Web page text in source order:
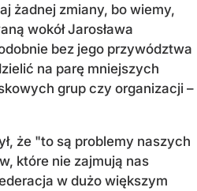
żadnej zmiany, bo wiemy,
wokół Jarosława
bez jego przywództwa
na parę mniejszych
grup czy organizacji –
że "to są problemy naszych
które nie zajmują nas
w dużo większym